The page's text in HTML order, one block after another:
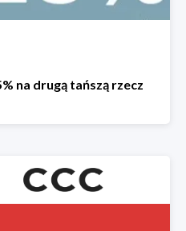
na drugą tańszą rzecz